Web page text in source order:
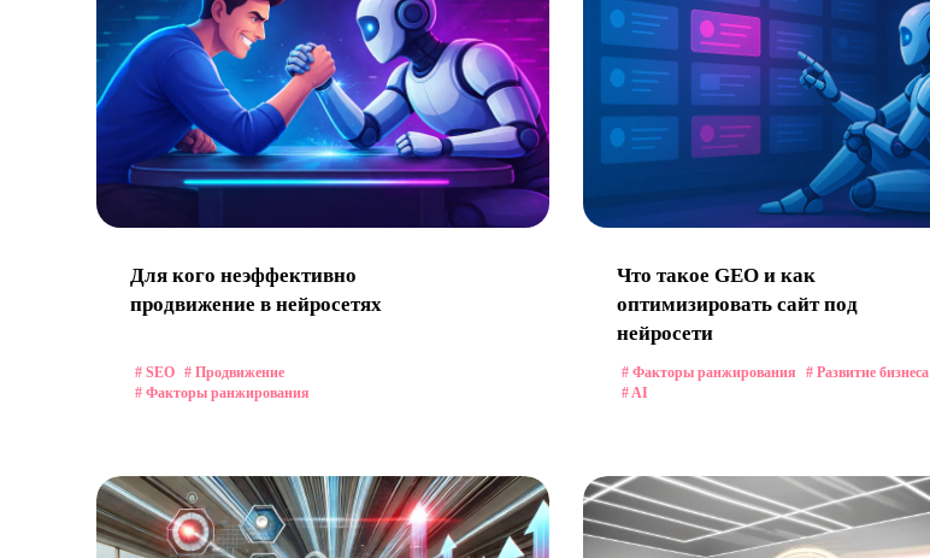
Для кого неэффективно
продвижение в нейросетях
# SEO # Продвижение
# Факторы ранжирования
Что такое GEO и как
оптимизировать сайт под
нейросети
# Факторы ранжирования
# Развитие бизнеса
# AI